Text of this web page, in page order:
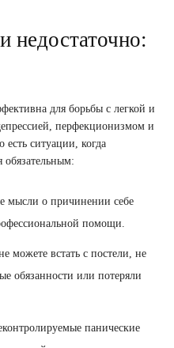
недостаточно:
для борьбы с легкой и
перфекционизмом и
ситуации, когда
обязательным:
мысли о причинении себе
помощи.
можете встать с постели, не
обязанности или потеряли
панические